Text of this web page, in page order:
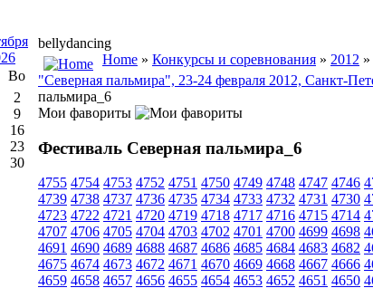
bellydancing
Home » Конкурсы и соревнования » 2012 »
"Северная пальмира", 23-24 февраля 2012, Санкт-
пальмира_6
Мои фавориты
Фестиваль Северная пальмира_6
4755 4754 4753 4752 4751 4750 4749 4748 4747 4746
4739 4738 4737 4736 4735 4734 4733 4732 4731 4730
4723 4722 4721 4720 4719 4718 4717 4716 4715 4714
4707 4706 4705 4704 4703 4702 4701 4700 4699 4698
4691 4690 4689 4688 4687 4686 4685 4684 4683 4682
4675 4674 4673 4672 4671 4670 4669 4668 4667 4666
4659 4658 4657 4656 4655 4654 4653 4652 4651 4650
Во
2
9
16
23
30